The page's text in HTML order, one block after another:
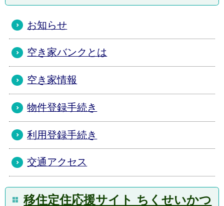
お知らせ
空き家バンクとは
空き家情報
物件登録手続き
利用登録手続き
交通アクセス
移住定住応援サイト ちくせいかつ